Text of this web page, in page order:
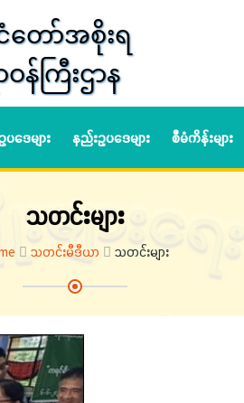
တော်အစိုးရ
န်ကြီးဌာန
ပဒေများ နည်းဥပဒေများ စီမံကိန်းများ
သတင်းများ
သတင်းမီဒီယာ သတင်းများ